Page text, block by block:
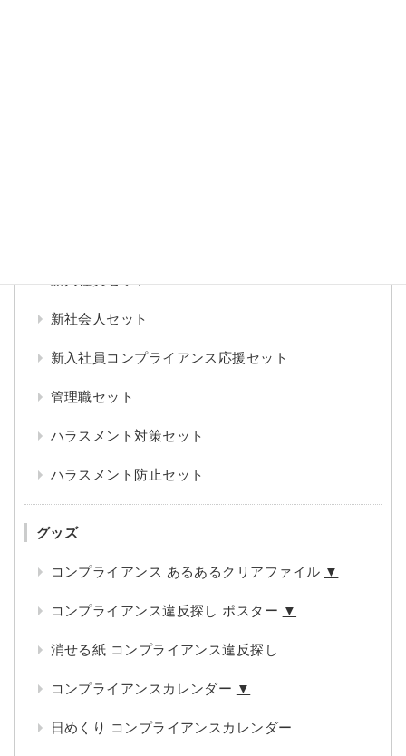
新社会人セット
新入社員コンプライアンス応援セット
管理職セット
ハラスメント対策セット
ハラスメント防止セット
グッズ
コンプライアンス あるあるクリアファイル ▼
コンプライアンス違反探し ポスター ▼
消せる紙 コンプライアンス違反探し
コンプライアンスカレンダー ▼
日めくり コンプライアンスカレンダー